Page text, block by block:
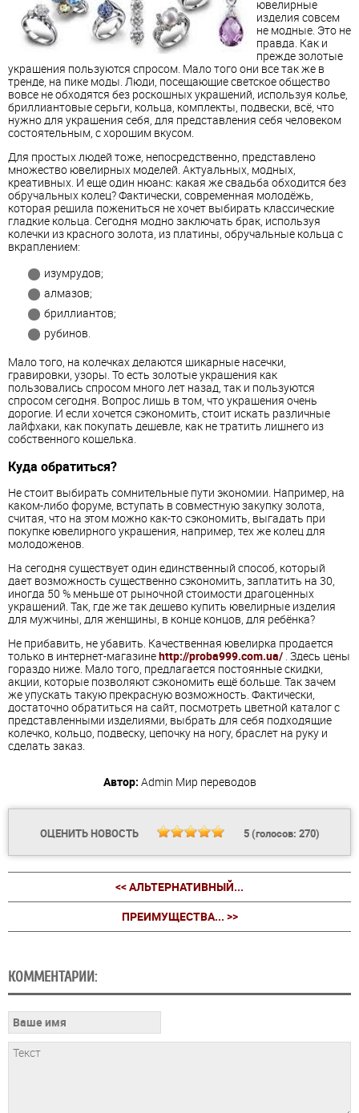
ювелирные
изделия совсем
не модные. Это не
правда. Как и
прежде золотые
украшения пользуются спросом. Мало того они все так же в
тренде, на пике моды. Люди, посещающие светское общество
вовсе не обходятся без роскошных украшений, используя колье,
бриллиантовые серьги, кольца, комплекты, подвески, всё, что
нужно для украшения себя, для представления себя человеком
состоятельным, с хорошим вкусом.
Для простых людей тоже, непосредственно, представлено
множество ювелирных моделей. Актуальных, модных,
креативных. И еще один нюанс: какая же свадьба обходится без
обручальных колец? Фактически, современная молодёжь,
которая решила пожениться не хочет выбирать классические
гладкие кольца. Сегодня модно заключать брак, используя
колечки из красного золота, из платины, обручальные кольца с
вкраплением:
изумрудов;
алмазов;
бриллиантов;
рубинов.
Мало того, на колечках делаются шикарные насечки,
гравировки, узоры. То есть золотые украшения как
пользовались спросом много лет назад, так и пользуются
спросом сегодня. Вопрос лишь в том, что украшения очень
дорогие. И если хочется сэкономить, стоит искать различные
лайфхаки, как покупать дешевле, как не тратить лишнего из
собственного кошелька.
Куда обратиться?
Не стоит выбирать сомнительные пути экономии. Например, на
каком-либо форуме, вступать в совместную закупку золота,
считая, что на этом можно как-то сэкономить, выгадать при
покупке ювелирного украшения, например, тех же колец для
молодоженов.
На сегодня существует один единственный способ, который
дает возможность существенно сэкономить, заплатить на 30,
иногда 50 % меньше от рыночной стоимости драгоценных
украшений. Так, где же так дешево купить ювелирные изделия
для мужчины, для женщины, в конце концов, для ребёнка?
Не прибавить, не убавить. Качественная ювелирка продается
только в интернет-магазинеhttp://proba999.com.ua/ . Здесь цены
гораздо ниже. Мало того, предлагается постоянные скидки,
акции, которые позволяют сэкономить ещё больше. Так зачем
же упускать такую прекрасную возможность. Фактически,
достаточно обратиться на сайт, посмотреть цветной каталог с
представленными изделиями, выбрать для себя подходящие
колечко, кольцо, подвеску, цепочку на ногу, браслет на руку и
сделать заказ.
Автор: Admin Мир переводов
ОЦЕНИТЬ НОВОСТЬ 5(голосов: 270)
<< АЛЬТЕРНАТИВНЫЙ...
ПРЕИМУЩЕСТВА... >>
КОММЕНТАРИИ: